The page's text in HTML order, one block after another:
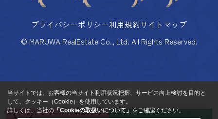
プライバシーポリシー利用規約サイトマップ
© MARUWA RealEstate Co., Ltd. All Rights Reserved.
当サイトでは、お客様の当サイト利用状況把握、サービス向上検討を目的と
して、クッキー（Cookie）を使用しています。
詳しくは、当社の 「Cookieの取扱いについて」 をご確認ください。